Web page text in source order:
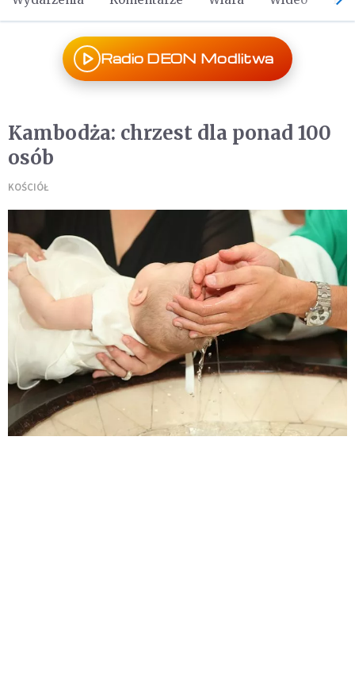
Radio DEON Modlitwa
Kambodża: chrzest dla ponad 100
osób
KOŚCIÓŁ